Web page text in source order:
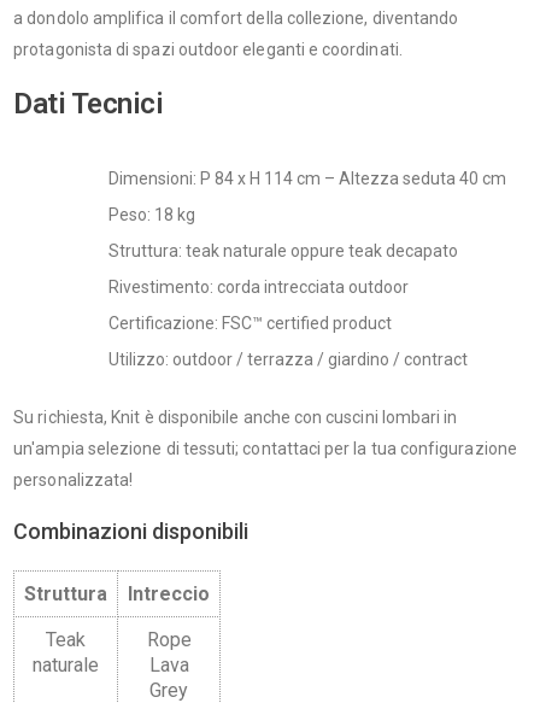
a dondolo amplifica il comfort della collezione, diventando
protagonista di spazi outdoor eleganti e coordinati.
Dati Tecnici
Dimensioni: P 84 x H 114 cm – Altezza seduta 40 cm
Peso: 18 kg
Struttura: teak naturale oppure teak decapato
Rivestimento: corda intrecciata outdoor
Certificazione: FSC™ certified product
Utilizzo: outdoor / terrazza / giardino / contract
Su richiesta, Knit è disponibile anche con cuscini lombari in
un'ampia selezione di tessuti; contattaci per la tua configurazione
personalizzata!
Combinazioni disponibili
Struttura
Intreccio
Teak
naturale
Rope
Lava
Grey